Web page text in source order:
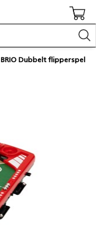
BRIO Dubbelt flipperspel